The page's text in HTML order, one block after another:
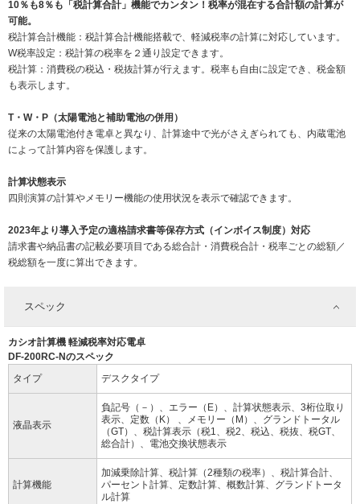
10％も8％も「税計算合計」機能でカンタン！税率が混在する合計額の計算が
可能。
税計算合計機能：税計算合計機能搭載で、軽減税率の計算に対応しています。
W税率設定：税計算の税率を２通り設定できます。
税計算：消費税の税込・税抜計算が行えます。税率も自由に設定でき、税金額
も表示します。
T・W・P（太陽電池と補助電池の併用）
従来の太陽電池付き電卓と異なり、計算途中で光がさえぎられても、内蔵電池
によって計算内容を保護します。
計算状態表示
四則演算の計算やメモリー機能の使用状況を表示で確認できます。
2023年より導入予定の適格請求書等保存方式（インボイス制度）対応
請求書や納品書の記載必要項目である総合計・消費税合計・税率ごとの総額／
税総額を一度に算出できます。
スペック
カシオ計算機 軽減税率対応電卓
DF-200RC-Nのスペック
タイプ
デスクタイプ
液晶表示
負記号（－）、エラー（E）、計算状態表示、3桁位取り
表示、定数（K） 、メモリー（M）、グランドトータル
（GT）、税計算表示（税1、税2、税込、税抜、税GT、
総合計）、電池交換状態表示
計算機能
加減乗除計算、税計算（2種類の税率）、税計算合計、
パーセント計算、定数計算、概数計算、グランドトータ
ル計算